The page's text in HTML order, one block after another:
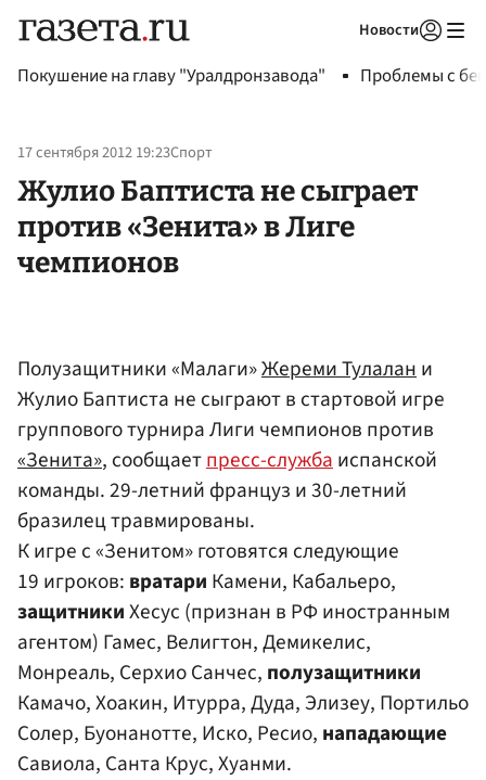
Новости
Покушение на главу "Уралдронзавода" Проблемы с
17 сентября 2012 19:23Спорт
Жулио Баптиста не сыграет
против «Зенита» в Лиге
чемпионов
Полузащитники «Малаги»Жереми Тулалани
Жулио Баптиста не сыграют в стартовой игре
группового турнира Лиги чемпионов против
«Зенита», сообщаетпресс-службаиспанской
команды. 29-летний француз и 30-летний
бразилец травмированы.
К игре с «Зенитом» готовятся следующие
19 игроков: вратари Камени, Кабальеро,
защитникиХесус (признан в РФ иностранным
агентом) Гамес, Велигтон, Демикелис,
Монреаль, Серхио Санчес, полузащитники
Камачо, Хоакин, Итурра, Дуда, Элизеу, Портильо
Солер, Буонанотте, Иско, Ресио, нападающие
Савиола, Санта Крус, Хуанми.